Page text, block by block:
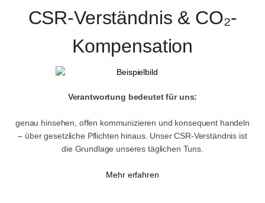
CSR-Verständnis & CO₂-
Kompensation
Verantwortung bedeutet für uns:
genau hinsehen, offen kommunizieren und konsequent handeln
– über gesetzliche Pflichten hinaus. Unser CSR-Verständnis ist
die Grundlage unseres täglichen Tuns.
Mehr erfahren